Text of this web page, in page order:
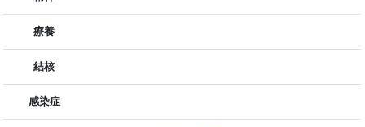
療養
結核
感染症